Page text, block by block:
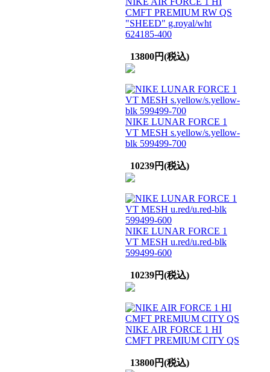
CMFT PREMIUM RW QS
"SHEED" g.royal/wht
624185-400
13800円(税込)
NIKE LUNAR FORCE 1
VT MESH s.yellow/s.yellow-
blk 599499-700
10239円(税込)
NIKE LUNAR FORCE 1
VT MESH u.red/u.red-blk
599499-600
10239円(税込)
NIKE AIR FORCE 1 HI
CMFT PREMIUM CITY QS
13800円(税込)